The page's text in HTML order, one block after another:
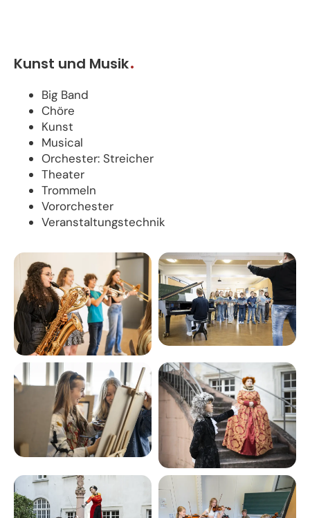
Kunst und Musik
Big Band
Chöre
Kunst
Musical
Orchester: Streicher
Theater
Trommeln
Vororchester
Veranstaltungstechnik